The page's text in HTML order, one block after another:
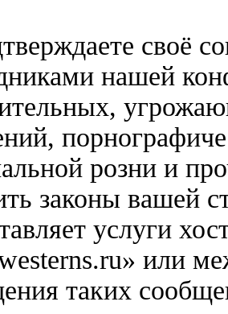
своё
нашей
розни и
законы вашей
услуги
или
таких